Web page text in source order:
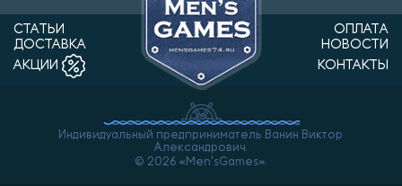
СТАТЬИ
ОПЛАТА
ДОСТАВКА
НОВОСТИ
АКЦИИ
КОНТАКТЫ
Индивидуальный предприниматель Ванин Виктор
Александрович.
© 2026 «Men'sGames».